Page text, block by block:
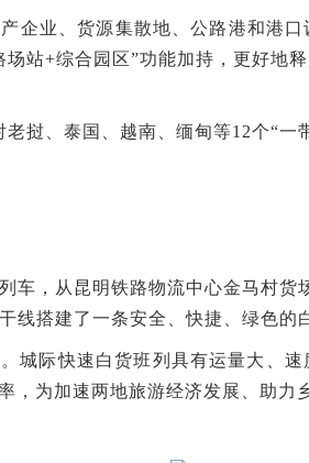
企业、货源集散地、公路港和港
站+综合园区”功能加持，更好地
挝、泰国、越南、缅甸等12个“
车，从昆明铁路物流中心金马村
搭建了一条安全、快捷、绿色的
城际快速白货班列具有运量大、
为加速两地旅游经济发展、助力